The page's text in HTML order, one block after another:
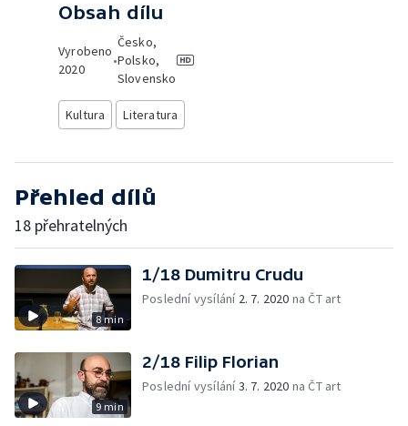
Obsah dílu
Vyrobeno
2020
•
Česko,
Polsko,
Slovensko
Kultura Literatura
Přehled dílů
18 přehratelných
8 min
1/18 Dumitru Crudu
Poslední vysílání 2. 7. 2020 na ČT art
9 min
2/18 Filip Florian
Poslední vysílání3. 7. 2020 na ČT art